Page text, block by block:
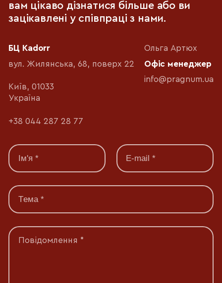
вам цікаво дізнатися більше або ви
зацікавлені у співпраці з нами.
БЦ Kadorr
вул. Жилянська, 68, поверх 22
Київ, 01033
Україна
+38 044 287 28 77
Ольга Артюх
Офіс менеджер
info@pragnum.ua
Повідомлення *